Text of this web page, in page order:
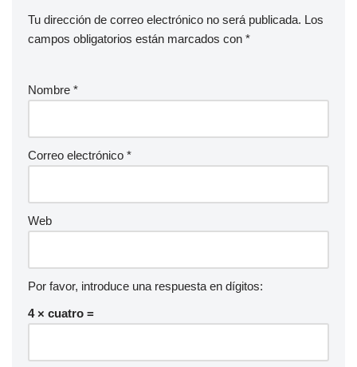
Tu dirección de correo electrónico no será publicada. Los
campos obligatorios están marcados con *
Nombre *
Correo electrónico *
Web
Por favor, introduce una respuesta en dígitos:
4 × cuatro =